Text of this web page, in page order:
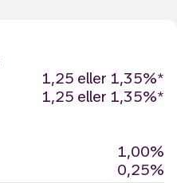
1,25 eller 1,35%*
1,25 eller 1,35%*
1,00%
0,25%